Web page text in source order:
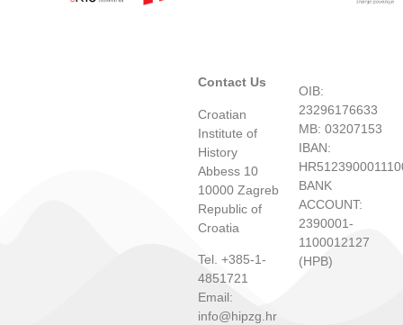
Contact Us
Croatian
Institute of
History
Abbess 10
10000 Zagreb
Republic of
Croatia
Tel. +385-1-
4851721
Email:
info@hipzg.hr
OIB:
23296176633
MB: 03207153
IBAN:
BANK
ACCOUNT:
2390001-
1100012127
(HPB)